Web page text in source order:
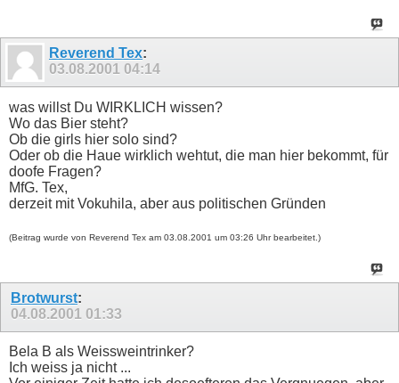
Reverend Tex:
03.08.2001 04:14
was willst Du WIRKLICH wissen?
Wo das Bier steht?
Ob die girls hier solo sind?
Oder ob die Haue wirklich wehtut, die man hier bekommt, für
doofe Fragen?
MfG. Tex,
derzeit mit Vokuhila, aber aus politischen Gründen
(Beitrag wurde von Reverend Tex am 03.08.2001 um 03:26 Uhr bearbeitet.)
Brotwurst:
04.08.2001 01:33
Bela B als Weissweintrinker?
Ich weiss ja nicht ...